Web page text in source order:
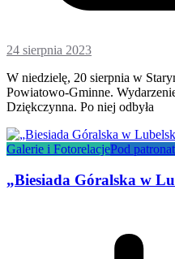
24 sierpnia 2023
W niedzielę, 20 sierpnia w
Powiatowo-Gminne.
Dziękczynna. Po niej odbyła
Galerie i FotorelacjePod
„Biesiada Góralska w